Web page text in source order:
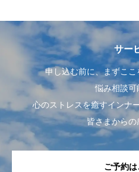
サー
申し込む前に、まずここ
悩み相談可
心のストレスを癒すインナ
皆さまからの
ご予約